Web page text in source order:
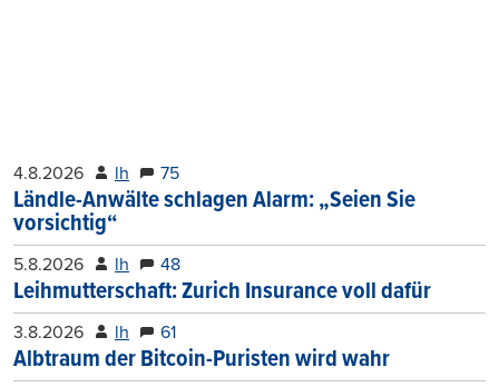
4.8.2026 lh 75
Ländle-Anwälte schlagen Alarm: „Seien Sie
vorsichtig“
5.8.2026 lh 48
Leihmutterschaft: Zurich Insurance voll dafür
3.8.2026 lh 61
Albtraum der Bitcoin-Puristen wird wahr